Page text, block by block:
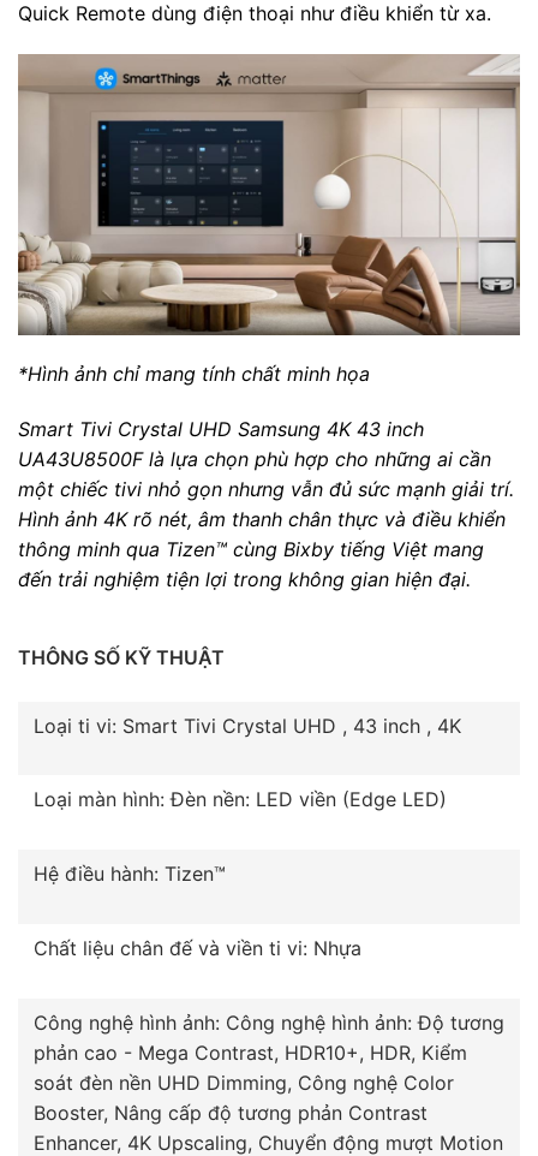
Quick Remote dùng điện thoại như điều khiển từ xa.
*Hình ảnh chỉ mang tính chất minh họa
Smart Tivi Crystal UHD Samsung 4K 43 inch
UA43U8500F là lựa chọn phù hợp cho những ai cần
một chiếc tivi nhỏ gọn nhưng vẫn đủ sức mạnh giải trí.
Hình ảnh 4K rõ nét, âm thanh chân thực và điều khiển
thông minh qua Tizen™ cùng Bixby tiếng Việt mang
đến trải nghiệm tiện lợi trong không gian hiện đại.
THÔNG SỐ KỸ THUẬT
Loại ti vi: Smart Tivi Crystal UHD , 43 inch , 4K
Loại màn hình: Đèn nền: LED viền (Edge LED)
Hệ điều hành: Tizen™
Chất liệu chân đế và viền ti vi: Nhựa
Công nghệ hình ảnh: Công nghệ hình ảnh: Độ tương
phản cao - Mega Contrast, HDR10+, HDR, Kiểm
soát đèn nền UHD Dimming, Công nghệ Color
Booster, Nâng cấp độ tương phản Contrast
Enhancer, 4K Upscaling, Chuyển động mượt Motion